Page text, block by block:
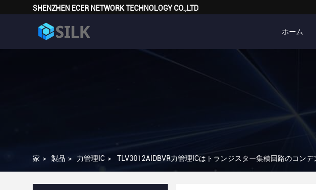
SHENZHEN ECER NETWORK TECHNOLOGY CO.,LTD
ホーム
家 > 製品 > 力管理IC > TLV3012AIDBVR力管理ICはトランジスター集積回路のコンデ